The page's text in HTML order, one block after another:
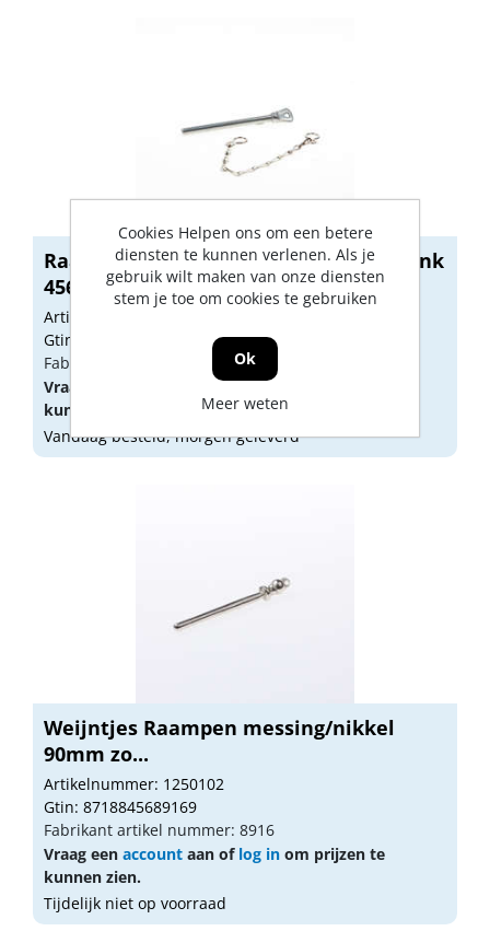
Raampen met ketting, aluminium blank
456...
Artikelnummer: 1313050
Gtin: 8714359000964
Fabrikant artikel nummer: 4566-96
Vraag een
aan oflog in
kunnen zien.
Vandaag besteld, morgen geleverd
Weijntjes Raampen messing/nikkel
90mm zo...
Artikelnummer: 1250102
Gtin: 8718845689169
Fabrikant artikel nummer: 8916
Vraag een account aan of log in om prijzen te
kunnen zien.
Tijdelijk niet op voorraad
Cookies Helpen ons om een betere
diensten te kunnen verlenen. Als je
gebruik wilt maken van onze diensten
stem je toe om cookies te gebruiken
Ok
Meer weten